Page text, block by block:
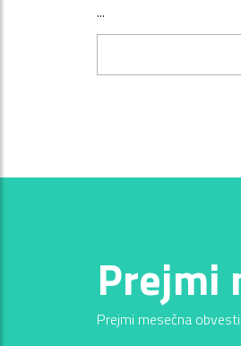
...
Prejmi
Prejmi mesečna